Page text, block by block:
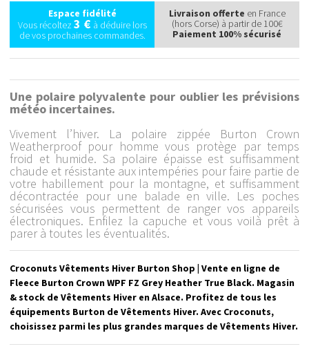
Espace fidélité
Vous récoltez 3 €à déduire lors
de vos prochaines commandes.
Livraison offerte en France
(hors Corse) à partir de 100€
Paiement 100% sécurisé
Une polaire polyvalente pour oublier les prévisions
météo incertaines.
Vivement l’hiver. La polaire zippée Burton Crown
Weatherproof pour homme vous protège par temps
froid et humide. Sa polaire épaisse est suffisamment
chaude et résistante aux intempéries pour faire partie de
votre habillement pour la montagne, et suffisamment
décontractée pour une balade en ville. Les poches
sécurisées vous permettent de ranger vos appareils
électroniques. Enfilez la capuche et vous voilà prêt à
parer à toutes les éventualités.
Croconuts Vêtements Hiver Burton Shop | Vente en ligne de
Fleece Burton Crown WPF FZ Grey Heather True Black. Magasin
& stock de Vêtements Hiver en Alsace. Profitez de tous les
équipements Burton de Vêtements Hiver. Avec Croconuts,
choisissez parmi les plus grandes marques de Vêtements Hiver.